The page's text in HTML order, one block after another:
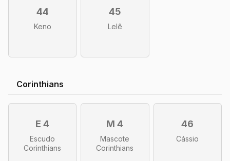
44
Keno
45
Lelê
Corinthians
E 4
Escudo
Corinthians
M 4
Mascote
Corinthians
46
Cássio